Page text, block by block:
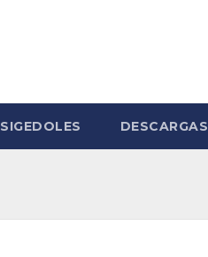
SIGEDOLES DESCARGAS